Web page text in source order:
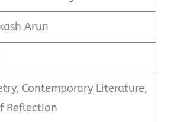
Arun
Contemporary Literature,
Reflection